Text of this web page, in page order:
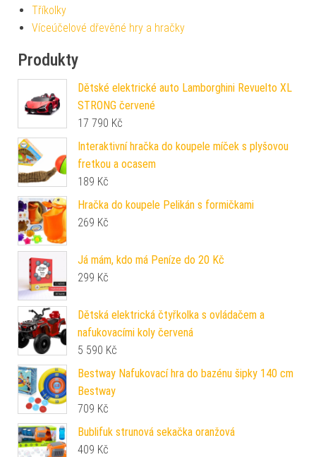
Tříkolky
Víceúčelové dřevěné hry a hračky
Produkty
Dětské elektrické auto Lamborghini Revuelto XL
STRONG červené
17 790 Kč
Interaktivní hračka do koupele míček s plyšovou
fretkou a ocasem
189 Kč
Hračka do koupele Pelikán s formičkami
269 Kč
Já mám, kdo má Peníze do 20 Kč
299 Kč
Dětská elektrická čtyřkolka s ovládačem a
nafukovacími koly červená
5 590 Kč
Bestway Nafukovací hra do bazénu šipky 140 cm
Bestway
709 Kč
Bublifuk strunová sekačka oranžová
409 Kč